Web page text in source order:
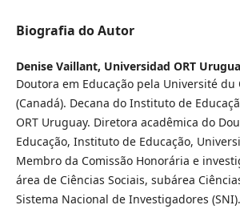
Biografia do Autor
Denise Vaillant, Universidad ORT
Doutora em Educação pela Université
(Canadá). Decana do Instituto de
ORT Uruguay. Diretora acadêmica do
Educação, Instituto de Educação,
Membro da Comissão Honorária e
área de Ciências Sociais, subárea
Sistema Nacional de Investigadores (SNI).